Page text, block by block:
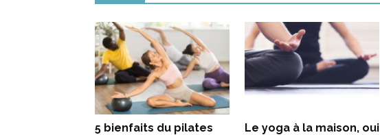
5 bienfaits du pilates
Le yoga à la maison, oui